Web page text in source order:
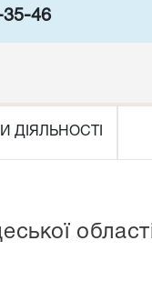
35-46
ДІЯЛЬНОСТІ